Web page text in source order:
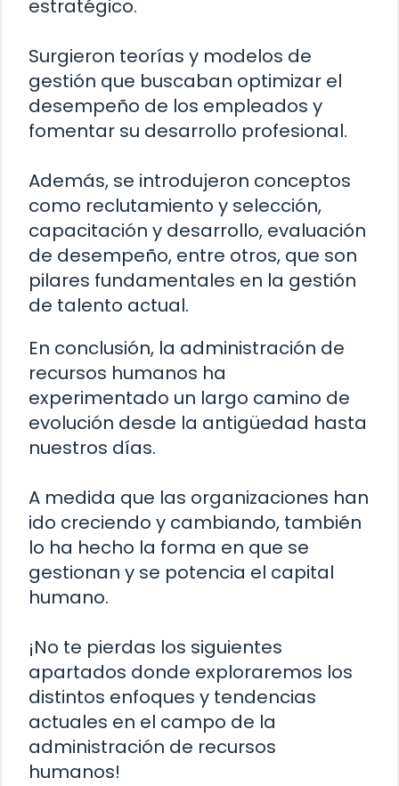
estratégico.
Surgieron teorías y modelos de
gestión que buscaban optimizar el
desempeño de los empleados y
fomentar su desarrollo profesional.
Además, se introdujeron conceptos
como reclutamiento y selección,
capacitación y desarrollo, evaluación
de desempeño, entre otros, que son
pilares fundamentales en la gestión
de talento actual.
En conclusión, la administración de
recursos humanos ha
experimentado un largo camino de
evolución desde la antigüedad hasta
nuestros días.
A medida que las organizaciones han
ido creciendo y cambiando, también
lo ha hecho la forma en que se
gestionan y se potencia el capital
humano.
¡No te pierdas los siguientes
apartados donde exploraremos los
distintos enfoques y tendencias
actuales en el campo de la
administración de recursos
humanos!